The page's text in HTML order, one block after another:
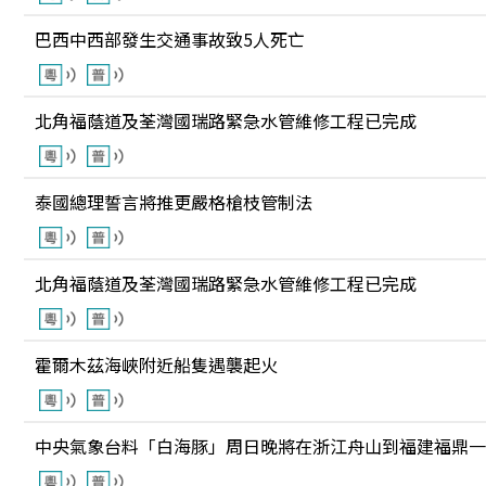
巴西中西部發生交通事故致5人死亡
北角福蔭道及荃灣國瑞路緊急水管維修工程已完成
泰國總理誓言將推更嚴格槍枝管制法
北角福蔭道及荃灣國瑞路緊急水管維修工程已完成
霍爾木茲海峽附近船隻遇襲起火
中央氣象台料「白海豚」周日晚將在浙江舟山到福建福鼎